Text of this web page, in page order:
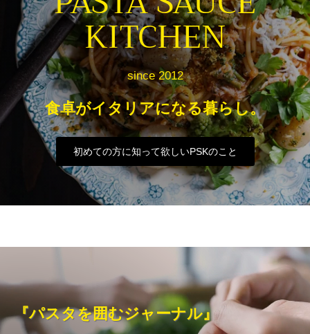
KITCHEN
since 2012
食卓がイタリアになる暮らし。
初めての方に知って欲しいPSKのこと
『パスタを囲むジャーナル』